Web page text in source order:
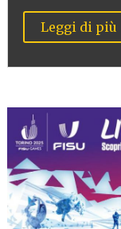
Leggi di più